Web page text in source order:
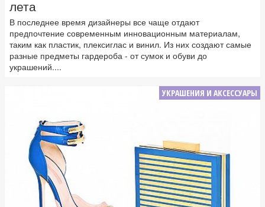
лета
В последнее время дизайнеры все чаще отдают
предпочтение современным инновационным материалам,
таким как пластик, плексиглас и винил. Из них создают самые
разные предметы гардероба - от сумок и обуви до
украшений....
УКРАШЕНИЯ И АКСЕССУАРЫ